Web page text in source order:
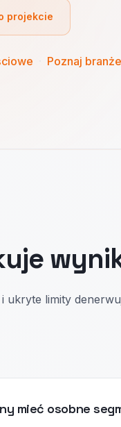
projekcie
Poznaj branże
ukryte limity
mieć osobne